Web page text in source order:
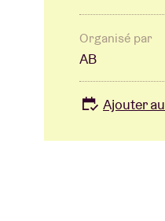
Organisé par
AB
Ajouter